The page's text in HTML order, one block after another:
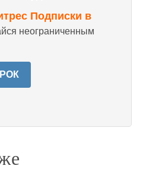
Подписки в
неограниченным